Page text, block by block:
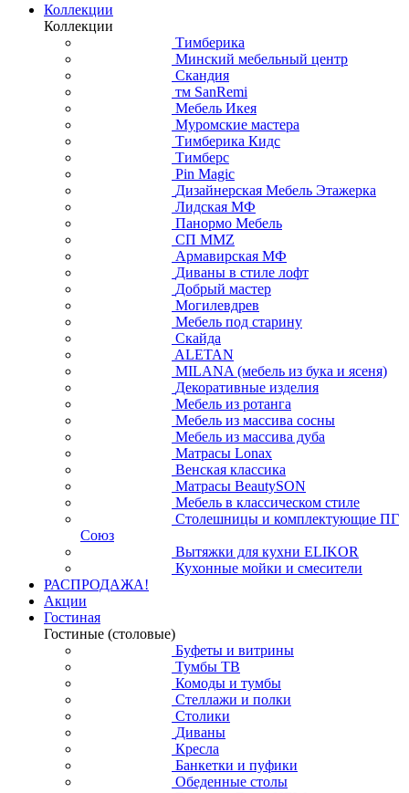
Коллекции
Коллекции
Тимберика
Минский мебельный центр
Скандия
тм SanRemi
Мебель Икея
Муромские мастера
Тимберика Кидс
Тимберс
Pin Magic
Дизайнерская Мебель Этажерка
Лидская МФ
Панормо Мебель
СП ММZ
Армавирская МФ
Диваны в стиле лофт
Добрый мастер
Могилевдрев
Мебель под старину
Скайда
ALETAN
MILANA (мебель из бука и ясеня)
Декоративные изделия
Мебель из ротанга
Мебель из массива сосны
Мебель из массива дуба
Матрасы Lonax
Венская классика
Матрасы BeautySON
Мебель в классическом стиле
Столешницы и комплектующие ПГ
Союз
Вытяжки для кухни ELIKOR
Кухонные мойки и смесители
РАСПРОДАЖА!
Акции
Гостиная
Гостиные (столовые)
Буфеты и витрины
Тумбы ТВ
Комоды и тумбы
Стеллажи и полки
Столики
Диваны
Кресла
Банкетки и пуфики
Обеденные столы